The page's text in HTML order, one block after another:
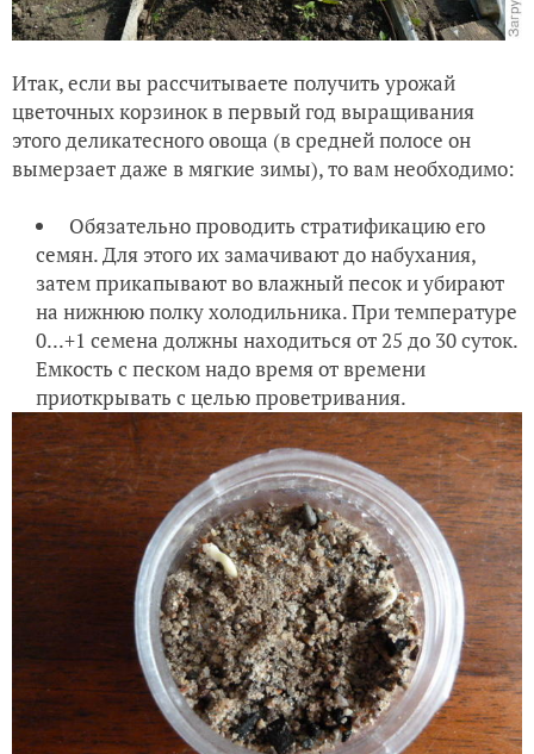
Итак, если вы рассчитываете получить урожай
цветочных корзинок в первый год выращивания
этого деликатесного овоща (в средней полосе он
вымерзает даже в мягкие зимы), то вам необходимо:
Обязательно проводить стратификацию его
семян. Для этого их замачивают до набухания,
затем прикапывают во влажный песок и убирают
на нижнюю полку холодильника. При температуре
0...+1 семена должны находиться от 25 до 30 суток.
Емкость с песком надо время от времени
приоткрывать с целью проветривания.